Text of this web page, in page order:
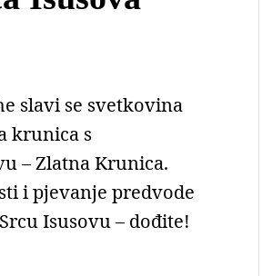
slavi se svetkovina
krunica s
– Zlatna Krunica.
i pjevanje predvode
Isusovu – dođite!